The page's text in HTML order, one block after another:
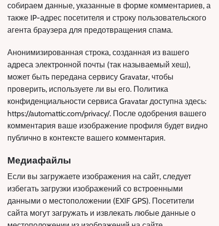
собираем данные, указанные в форме комментариев, а
также IP-адрес посетителя и строку пользовательского
агента браузера для предотвращения спама.
Анонимизированная строка, созданная из вашего
адреса электронной почты (так называемый хеш),
может быть передана сервису Gravatar, чтобы
проверить, используете ли вы его. Политика
конфиденциальности сервиса Gravatar доступна здесь:
https://automattic.com/privacy/. После одобрения вашего
комментария ваше изображение профиля будет видно
публично в контексте вашего комментария.
Медиафайлы
Если вы загружаете изображения на сайт, следует
избегать загрузки изображений со встроенными
данными о местоположении (EXIF GPS). Посетители
сайта могут загружать и извлекать любые данные о